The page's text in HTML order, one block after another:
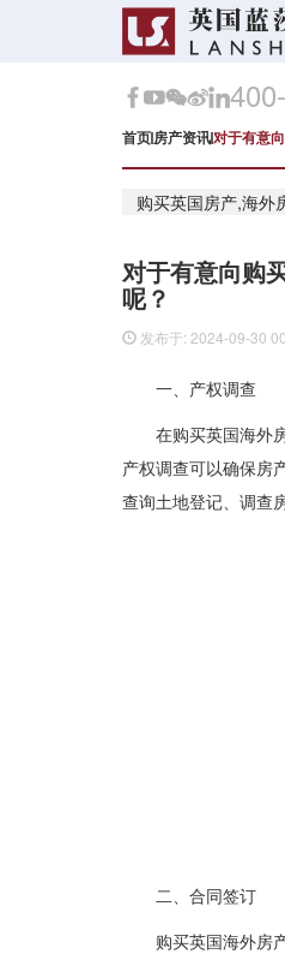
首页房产资讯对于有意
购买英国房产,海外
对于有意向购
呢？
发布于: 2024-09-30
一、产权调查
在购买英国海外
产权调查可以确保房
查询土地登记、调查
二、合同签订
购买英国海外房